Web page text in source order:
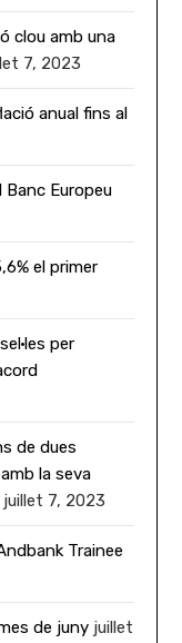
clou amb una
7, 2023
anual fins al
Banc Europeu
el primer
per
de dues
la seva
juillet 7, 2023
Trainee
de juny juillet